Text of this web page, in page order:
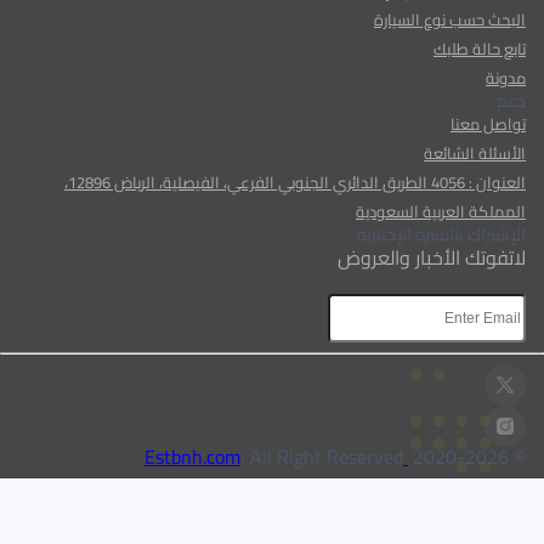
البحث حسب نوع السيارة
تابع حالة طلبك
مدونة
دعم
تواصل معنا
الأسئلة الشائعة
العنوان : 4056 الطريق الدائري الجنوبي الفرعي، الفيصلية، الرياض 12896،
المملكة العربية السعودية
الإشتراك بالنشرة الإخبارية
لاتفوتك الأخبار والعروض
© 2020-
2026
Estbnh.com
, All Right Reserved